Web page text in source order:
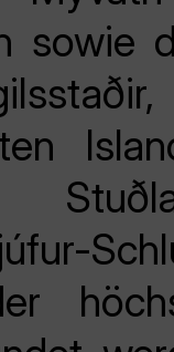
sowie